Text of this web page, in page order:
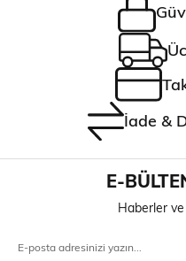
İade &
E-
Haberler